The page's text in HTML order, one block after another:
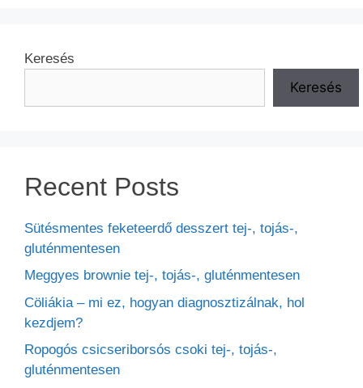
Keresés
Keresés
Recent Posts
Sütésmentes feketeerdő desszert tej-, tojás-,
gluténmentesen
Meggyes brownie tej-, tojás-, gluténmentesen
Cöliákia – mi ez, hogyan diagnosztizálnak, hol
kezdjem?
Ropogós csicseriborsós csoki tej-, tojás-,
gluténmentesen